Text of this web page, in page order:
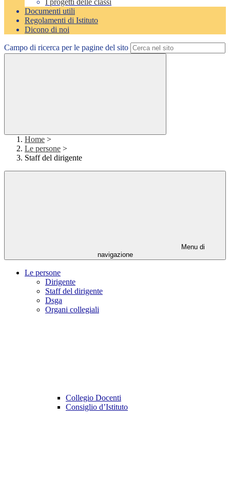
I progetti delle classi
Documenti utili
Regolamenti di Istituto
Dicono di noi
Campo di ricerca per le pagine del sito
Home >
Le persone >
Staff del dirigente
Menu di
navigazione
Le persone
Dirigente
Staff del dirigente
Dsga
Organi collegiali
Collegio Docenti
Consiglio d’Istituto